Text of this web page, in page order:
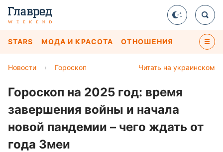
STARS МОДА И КРАСОТА ОТНОШЕНИЯ
Читать на украинском
Новости › Гороскоп
Гороскоп на 2025 год: время
завершения войны и начала
новой пандемии – чего ждать от
года Змеи